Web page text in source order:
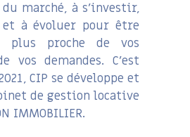
marché, à s’investir,
et à évoluer pour être
plus proche de vos
vos demandes. C’est
CIP se développe et
de gestion locative
IMMOBILIER.